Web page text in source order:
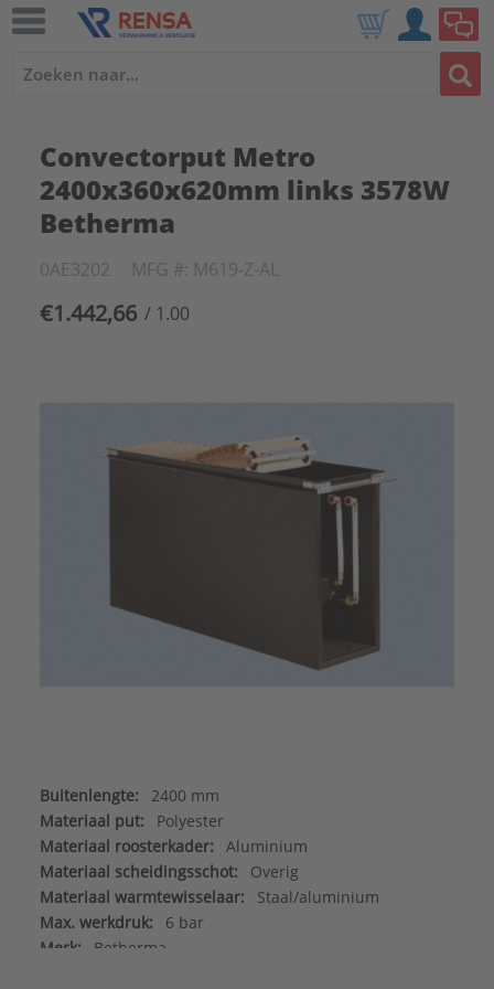
Convectorput Metro
2400x360x620mm links 3578W
Betherma
0AE3202 MFG #: M619-Z-AL
€1.442,66 / 1.00
Buitenlengte:
2400 mm
Materiaal put:
Polyester
Materiaal roosterkader:
Aluminium
Materiaal scheidingsschot:
Overig
Materiaal warmtewisselaar:
Staal/aluminium
Max. werkdruk:
6 bar
Merk:
Betherma